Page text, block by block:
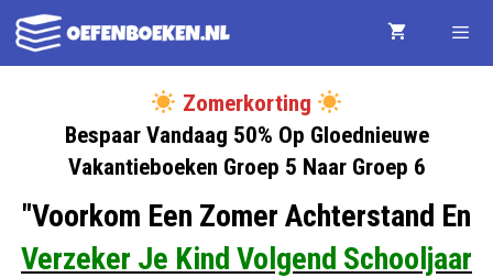
Ga
naar
Zomerkorting
Bespaar Vandaag 50% Op Gloednieuwe
Vakantieboeken Groep 5 Naar Groep 6
"Voorkom Een Zomer Achterstand En
Verzeker Je Kind Volgend Schooljaar